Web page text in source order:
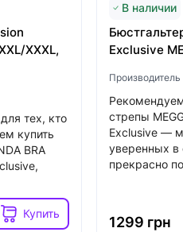
XXXL,
тех, кто
купить
BRA
Купить
В наличии
Exclusive
Производитель
стрепы
Exclusive —
уверенных
прекрасно
1299 грн